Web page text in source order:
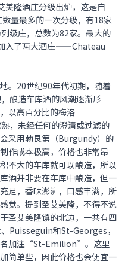
美隆酒庄分级出炉，这是自
量最多的一次分级，有18家
级庄，总数为82家。最大的
入了两大酒庄——Chateau
。20世纪90年代初期，随着
酿造车库酒的风潮逐渐形
以高百分比的梅洛
，未经任何的澄清或过滤的
采用勃艮第（Burgundy）的
作成本极高，价格也非常昂
不大的车库就可以酿造，所以
酒并非要在车库中酿造，但一
足，香味澎湃，口感丰满，所
觉。提到圣艾美隆，不得不说
圣艾美隆镇的北边，一共有四
Puisseguin和St-Georges，
名加注“St-Emilion”。 这里
简单些，因此价格也会便宜一